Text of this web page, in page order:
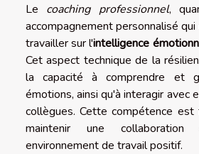
Le coaching professionnel,
accompagnement personnalisé
travailler sur l'intelligence
Cet aspect technique de la
la capacité à comprendre et
émotions, ainsi qu'à interagir avec
collègues. Cette compétence est
maintenir une
environnement de travail positif.